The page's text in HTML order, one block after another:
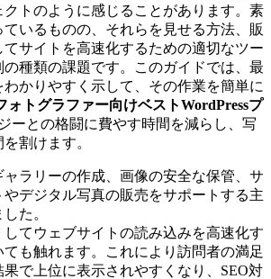
トのように感じることがあります。素
いるものの、それらを見せる方法、販
サイトを高速化するための適切なツー
の種類の課題です。このガイドでは、最
かりやすく示して、その作業を簡単に
ォトグラファー向けベストWordPressプ
ーとの格闘に費やす時間を減らし、写
割けます。
ラリーの作成、画像の安全な保管、サ
デジタル写真の販売をサポートする主
た。
してウェブサイトの読み込みを高速化す
も触れます。これにより訪問者の満足
で上位に表示されやすくなり、SEO対